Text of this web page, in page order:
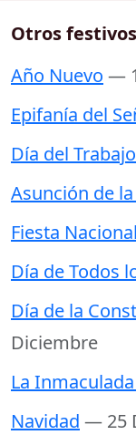
Otros
Año Nuevo —
Epifanía del
Día del Trabajo
Asunción de
Fiesta
Día de Todos
Día de la
Diciembre
La
Navidad — 25